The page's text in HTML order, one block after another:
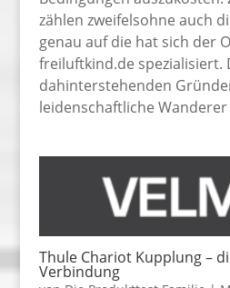
zählen zweifelsohne auch
genau auf die hat sich der
freiluftkind.de spezialisiert.
dahinterstehenden
leidenschaftliche
Thule Chariot Kupplung –
Verbindung